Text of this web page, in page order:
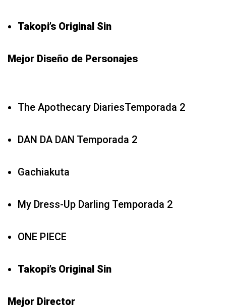
Takopi’s Original Sin
Mejor Diseño de Personajes
The Apothecary DiariesTemporada 2
DAN DA DAN Temporada 2
Gachiakuta
My Dress-Up Darling Temporada 2
ONE PIECE
Takopi’s Original Sin
Mejor Director